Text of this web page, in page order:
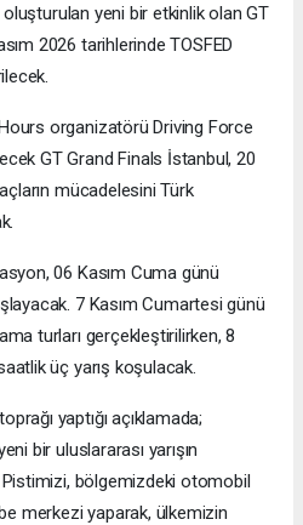
oluşturulan yeni bir etkinlik olan GT
2026 tarihlerinde TOSFED
organizatörü Driving Force
GT Grand Finals İstanbul, 20
mücadelesini Türk
06 Kasım Cuma günü
7 Kasım Cumartesi günü
turları gerçekleştirilirken, 8
üç yarış koşulacak.
yaptığı açıklamada;
bir uluslararası yarışın
bölgemizdeki otomobil
merkezi yaparak, ülkemizin